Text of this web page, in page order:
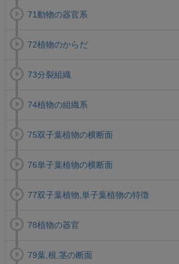
71動物の器官系
72植物のからだ
73分裂組織
74植物の組織系
75双子葉植物の横断面
76単子葉植物の横断面
77双子葉植物,単子葉植物の特徴
78植物の器官
79葉,根,茎の断面